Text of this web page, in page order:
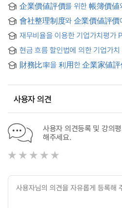
企業價値評價를 위한 帳簿價値
信用評價等級 情報의 公示를 中
會社整理制度와 企業價値評價
재무비율을 이용한 기업가치평가
현금 흐름 할인법에 의한 기업가
The Problem of applying the
for the Valuation of the
財務比率을 利用한 企業家値評
사용자 의견
사용자 의견등록 및 강의
해주세요.